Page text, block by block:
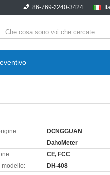
86-769-2240-3424
DONGGUAN
DahoMeter
CE, FCC
modello:
DH-408